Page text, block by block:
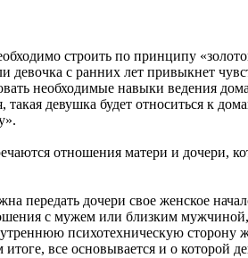
строить по принципу
с ранних лет привыкнет
необходимые навыки ведения
такая девушка будет относиться к
отношения матери и дочери,
дочери свое женское
с мужем или близким
психотехническую
все основывается и о которой